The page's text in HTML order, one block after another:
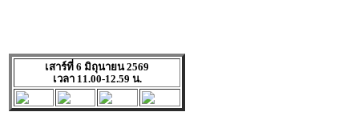
เสาร์ที่ 6 มิถุนายน 2569
เวลา 11.00-12.59 น.